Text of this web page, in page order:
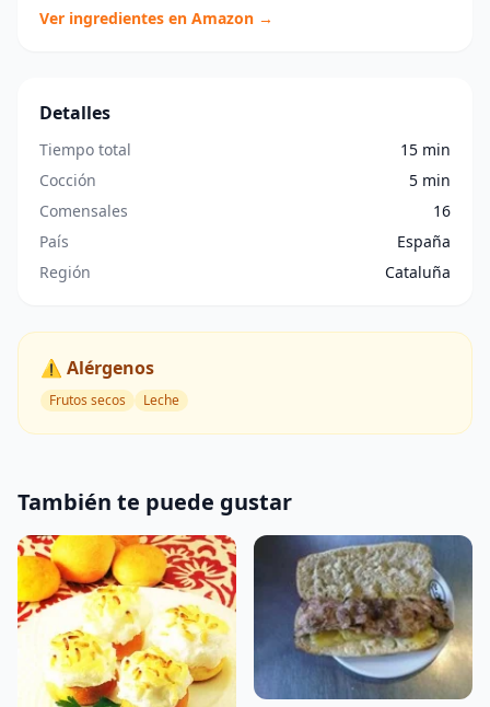
Ver ingredientes en Amazon →
Detalles
Tiempo total
15 min
Cocción
5 min
Comensales
16
País
España
Región
Cataluña
⚠️ Alérgenos
Frutos secos Leche
También te puede gustar